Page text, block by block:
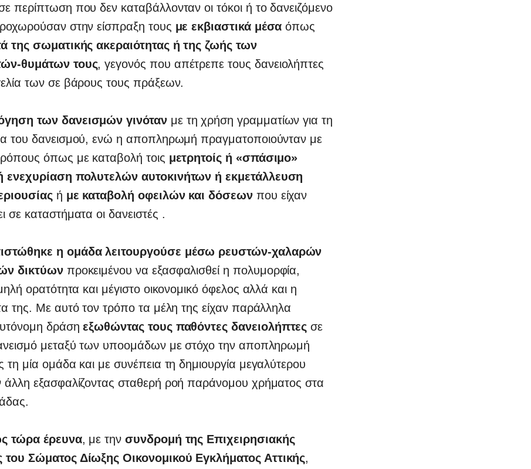
περίπτωση που δεν καταβάλλονταν οι τόκοι ή το δανειζόμενο
στην είσπραξη τους με εκβιαστικά μέσα όπως
της σωματικής ακεραιότητας ή της ζωής των
θυμάτων τους, γεγονός που απέτρεπε τους δανειολήπτες
των σε βάρους τους πράξεων.
των δανεισμών γινότανμε τη χρήση γραμματίων για τη
του δανεισμού, ενώ η αποπληρωμή πραγματοποιούνταν με
όπως με καταβολή τοις μετρητοίς ή «σπάσιμο»
ενεχυρίαση πολυτελών αυτοκινήτων ή εκμετάλλευση
ή με καταβολή οφειλών και δόσεωνπου είχαν
σε καταστήματα οι δανειστές .
η ομάδα λειτουργούσε μέσω ρευστών-χαλαρών
δικτύωνπροκειμένου να εξασφαλισθεί η πολυμορφία,
ορατότητα και μέγιστο οικονομικό όφελος αλλά και η
της. Με αυτό τον τρόπο τα μέλη της είχαν παράλληλα
δράσηεξωθώντας τους παθόντες δανειολήπτες σε
μεταξύ των υποομάδων με στόχο την αποπληρωμή
μία ομάδα και με συνέπεια τη δημιουργία μεγαλύτερου
άλλη εξασφαλίζοντας σταθερή ροή παράνομου χρήματος στα
τώρα έρευνα, με την συνδρομή της Επιχειρησιακής
του Σώματος Δίωξης Οικονομικού Εγκλήματος Αττικής,